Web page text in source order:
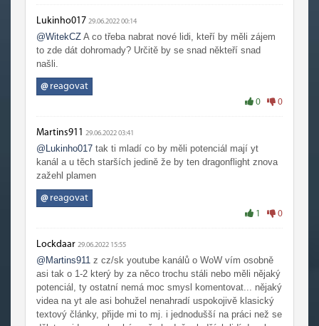
Lukinho017 29.06.2022 00:14
@WitekCZ A co třeba nabrat nové lidi, kteří by měli zájem
to zde dát dohromady? Určitě by se snad někteří snad
našli.
@reagovat
0 0
Martins911 29.06.2022 03:41
@Lukinho017 tak ti mladí co by měli potenciál mají yt
kanál a u těch starších jedině že by ten dragonflight znova
zažehl plamen
@reagovat
1 0
Lockdaar 29.06.2022 15:55
@Martins911 z cz/sk youtube kanálů o WoW vím osobně
asi tak o 1-2 který by za něco trochu stáli nebo měli nějaký
potenciál, ty ostatní nemá moc smysl komentovat... nějaký
videa na yt ale asi bohužel nenahradí uspokojivě klasický
textový články, přijde mi to mj. i jednodušší na práci než se